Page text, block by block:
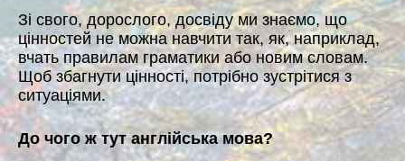
Зі свого, дорослого, досвіду ми знаємо, що
цінностей не можна навчити так, як, наприклад,
вчать правилам граматики або новим словам.
Щоб збагнути цінності, потрібно зустрітися з
ситуаціями.
До чого ж тут англійська мова?